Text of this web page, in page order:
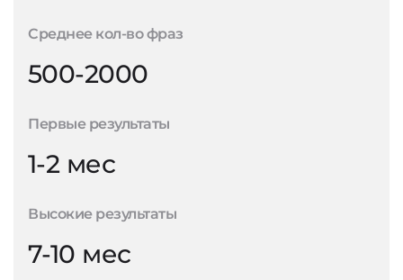
Среднее кол-во фраз
500-2000
Первые результаты
1-2 мес
Высокие результаты
7-10 мес